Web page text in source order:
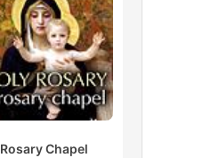
Rosary Chapel